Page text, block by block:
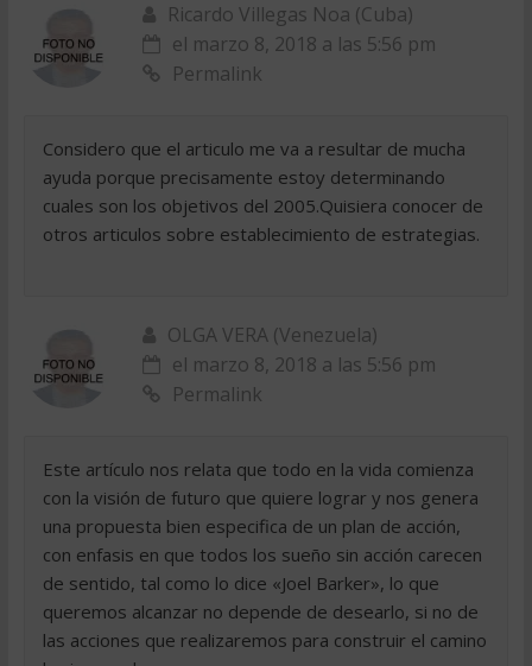
Ricardo Villegas Noa (Cuba)
el marzo 8, 2018 a las 5:56 pm
Permalink
Considero que el articulo me va a resultar de mucha
ayuda porque precisamente estoy determinando
cuales son los objetivos del 2005.Quisiera conocer de
otros articulos sobre establecimiento de estrategias.
OLGA VERA (Venezuela)
el marzo 8, 2018 a las 5:56 pm
Permalink
Este artículo nos relata que todo en la vida comienza
con la visión de futuro que quiere lograr y nos genera
una propuesta bien especifica de un plan de acción,
con enfasis en que todos los sueño sin acción carecen
de sentido, tal como lo dice «Joel Barker», lo que
queremos alcanzar no depende de desearlo, si no de
las acciones que realizaremos para construir el camino